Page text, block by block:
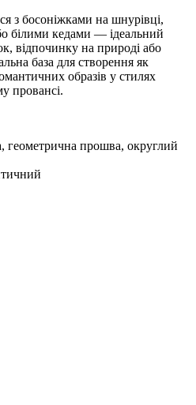
з босоніжками на шнурівці,
білими кедами — ідеальний
відпочинку на природі або
база для створення як
образів у стилях
провансі.
геометрична прошва, округлий